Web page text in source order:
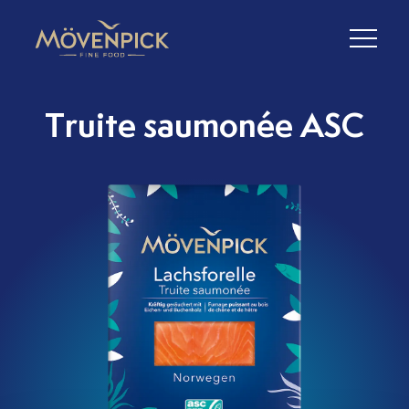
Truite saumonée ASC